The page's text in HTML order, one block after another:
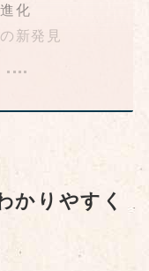
化
新発見
かりやすく